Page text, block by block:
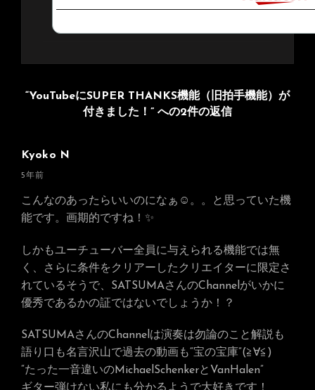
“YouTubeにSUPER THANKS機能（旧拍手機能）が
付きました！” への2件の返信
Kyoko N
さ
の
発
言:
5年前
こんなのあったらいいのになぁ☺️。。と思っていた機
能です。画期的ですね！✨
しかもユーチューバー全員に与えられる機能では無
く、さらに条件をクリアーしたクリエイターに限定さ
れているそうで、SATSUMAさんのChannelがいかに
優秀であるかの証ではないでしょうか！？
SATSUMAさんのChannelは演奏は勿論のこと解説も
語り口も名言沢山で過去の動画も“宝の宝庫”(≧∀≦)
“たった一音違いのMichaelSchenkerとVanHalen”